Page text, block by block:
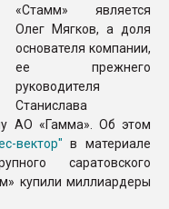
«Стамм» является
Олег Мягков, а доля
основателя компании,
ее прежнего
руководителя
Станислава
АО «Гамма». Об этом
вектор" в материале
саратовского
купили миллиардеры